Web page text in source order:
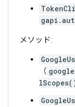
メソッド:
（